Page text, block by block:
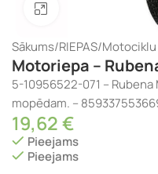
Noklikšķiniet, lai
Sākums/RIEPAS/
Motoriepa –
5-10956522-071 –
mopēdam. –
19,62€
Pieejams
Pieejams